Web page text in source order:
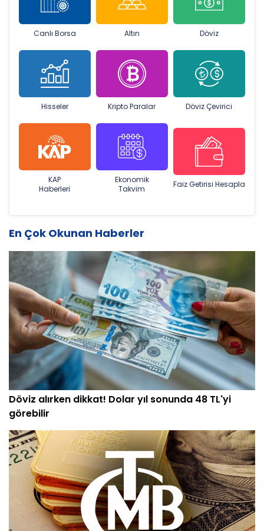
Canlı Borsa Altın Döviz
Hisseler Kripto Paralar Döviz Çevirici
KAP
Haberleri
Ekonomik
Takvim
Faiz Getirisi Hesapla
En Çok Okunan Haberler
Döviz alırken dikkat! Dolar yıl sonunda 48 TL'yi
görebilir